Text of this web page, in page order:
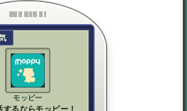
モッピー
するならモッピー！